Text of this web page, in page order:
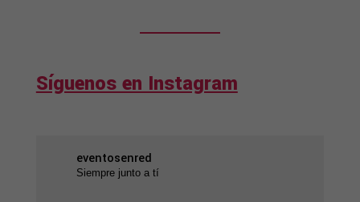
Síguenos en Instagram
eventosenred
Siempre junto a tí